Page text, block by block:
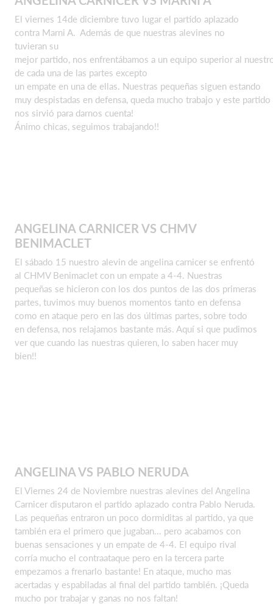
El viernes 14de diciembre tuvo lugar el partido aplazado
contra Marni A. Además de que nuestras alevines no
tuvieran su
mejor partido, nos enfrentábamos a un equipo superior al
de cada una de las partes excepto
un empate en una de ellas. Nuestras pequeñas siguen estando
muy despistadas en defensa, queda mucho trabajo y este partido
nos sirvió para darnos cuenta!
Ánimo chicas, seguimos trabajando!!
ANGELINA CARNICER VS CHMV
BENIMACLET
El sábado 15 nuestro alevin de angelina carnicer se enfrentó
al CHMV Benimaclet con un empate a 4-4. Nuestras
pequeñas se hicieron con los dos puntos de las dos primeras
partes, tuvimos muy buenos momentos tanto en defensa
como en ataque pero en las dos últimas partes, sobre todo
en defensa, nos relajamos bastante más. Aquí si que pudimos
ver que cuando las nuestras quieren, lo saben hacer muy
bien!!
ANGELINA VS PABLO NERUDA
El Viernes 24 de Noviembre nuestras alevines del Angelina
Carnicer disputaron el partido aplazado contra Pablo Neruda.
Las pequeñas entraron un poco dormiditas al partido, ya que
también era el primero que jugaban... pero acabamos con
buenas sensaciones y un empate de 4-4. El equipo rival
corría mucho el contraataque pero en la tercera parte
empezamos a frenarlo bastante! En ataque, mucho mas
acertadas y espabiladas al final del partido también. ¡Queda
mucho por trabajar y ganas no nos faltan!